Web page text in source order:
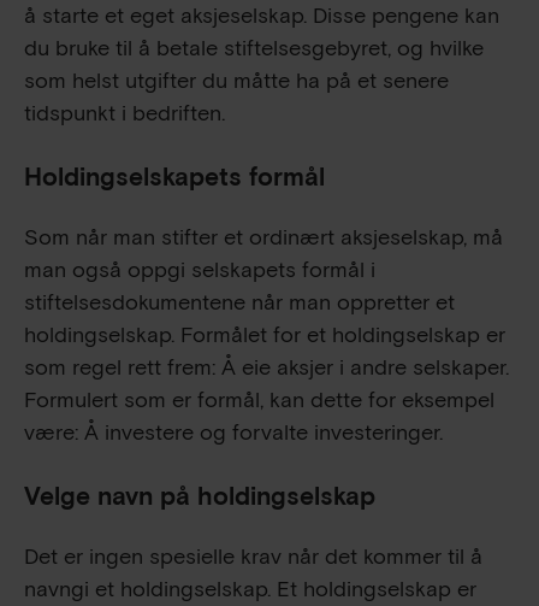
å starte et eget aksjeselskap. Disse pengene kan
du bruke til å betale stiftelsesgebyret, og hvilke
som helst utgifter du måtte ha på et senere
tidspunkt i bedriften.
Holdingselskapets formål
Som når man stifter et ordinært aksjeselskap, må
man også oppgi selskapets formål i
stiftelsesdokumentene når man oppretter et
holdingselskap. Formålet for et holdingselskap er
som regel rett frem: Å eie aksjer i andre selskaper.
Formulert som er formål, kan dette for eksempel
være: Å investere og forvalte investeringer.
Velge navn på holdingselskap
Det er ingen spesielle krav når det kommer til å
navngi et holdingselskap. Et holdingselskap er